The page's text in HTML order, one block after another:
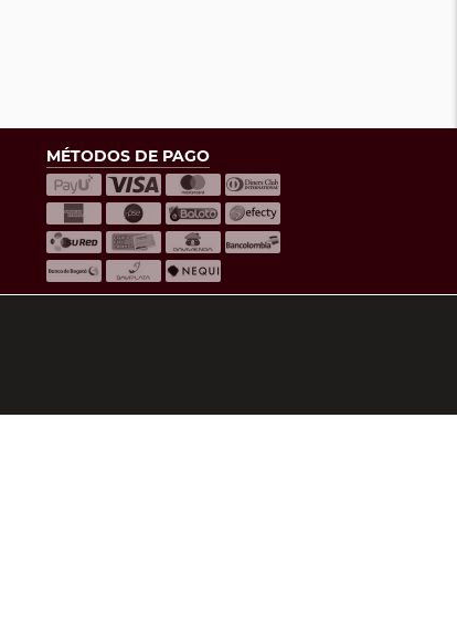
MÉTODOS DE PAGO